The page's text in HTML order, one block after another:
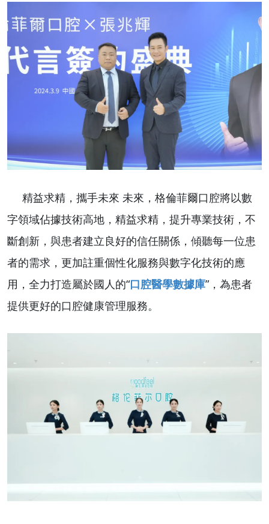
精益求精，攜手未來 未來，格倫菲爾口腔將以數
字領域佔據技術高地，精益求精，提升專業技術，不
斷創新， 與患者建立良好的信任關係，傾聽每一位患
者的需求， 更加註重個性化服務與數字化技術的應
用，全力打造屬於國人的“口腔醫學數據庫”，為患者
提供更好的口腔健康管理服務。